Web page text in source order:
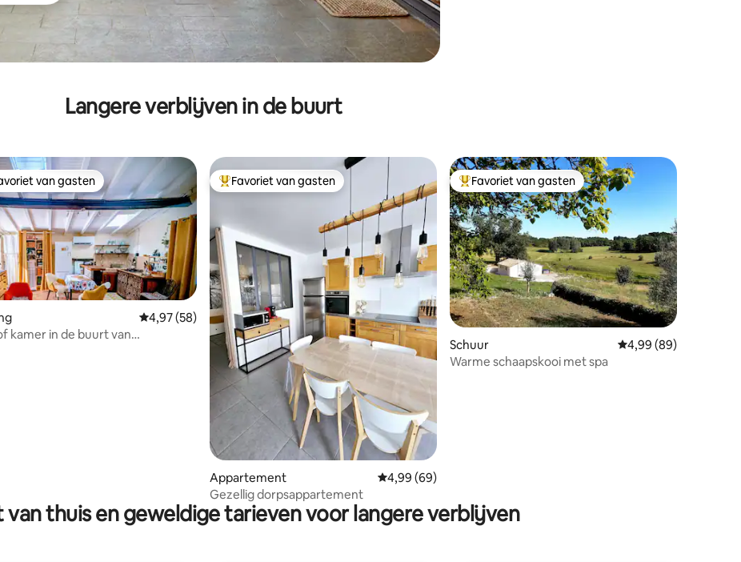
Langere verblijven in de buurt
van 4,97 op 5, 33 recensies
van gasten
van gasten
Gemiddelde beoordeling van 4,97 op 5, 58 recensies
4,97 (58)
kamer in de buurt van
Topfavoriet van gasten
Favoriet van gasten
Appartement Gemiddelde beoordeling van 4,99 op 5, 69 recensies
4,99 (69)
Gezellig dorpsappartement
Topfavoriet van gasten
Favoriet van gasten
Schuur Gemiddelde
4,99 (89)
Warme schaapskooi met spa
thuis en geweldige tarieven voor langere verblijven